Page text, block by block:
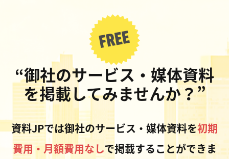
“御社のサービス・媒体資料
を掲載してみませんか？”
資料JPでは御社のサービス・媒体資料を初期
費用・月額費用なしで掲載することができま